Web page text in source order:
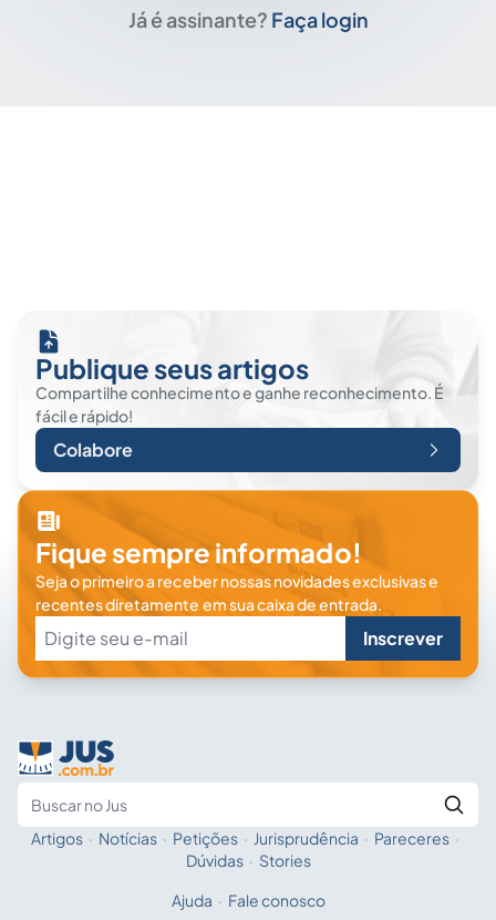
Já é assinante? Faça login
Publique seus artigos
Compartilhe conhecimento e ganhe reconhecimento. É
fácil e rápido!
Colabore
Fique sempre informado!
Seja o primeiro a receber nossas novidades exclusivas e
recentes diretamente em sua caixa de entrada.
Inscrever
Fale com a IA
Artigos · Notícias · Petições · Jurisprudência · Pareceres ·
Dúvidas · Stories
Ajuda · Fale conosco